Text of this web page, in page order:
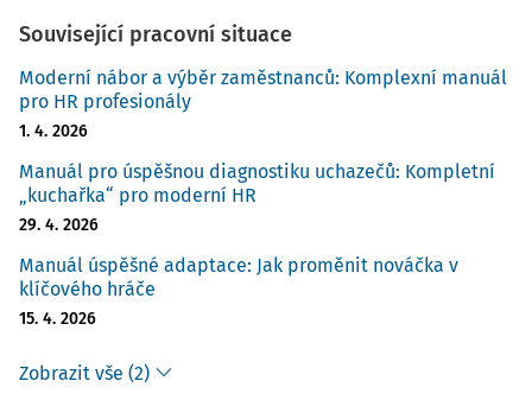
Související pracovní situace
Moderní nábor a výběr zaměstnanců: Komplexní manuál
pro HR profesionály
1. 4. 2026
Manuál pro úspěšnou diagnostiku uchazečů: Kompletní
„kuchařka“ pro moderní HR
29. 4. 2026
Manuál úspěšné adaptace: Jak proměnit nováčka v
klíčového hráče
15. 4. 2026
Zobrazit vše (2)